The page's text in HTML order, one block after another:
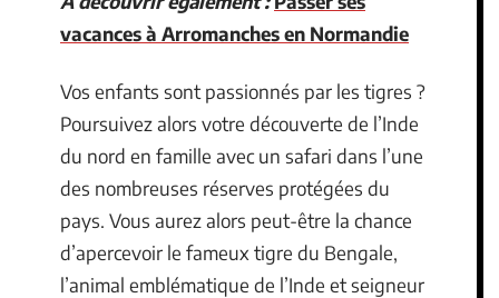
vacances à Arromanches en Normandie
Vos enfants sont passionnés par les tigres ?
Poursuivez alors votre découverte de l’Inde
du nord en famille avec un safari dans l’une
des nombreuses réserves protégées du
pays. Vous aurez alors peut-être la chance
d’apercevoir le fameux tigre du Bengale,
l’animal emblématique de l’Inde et seigneur